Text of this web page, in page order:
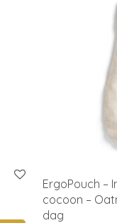
ErgoPouch –
cocoon –
dag